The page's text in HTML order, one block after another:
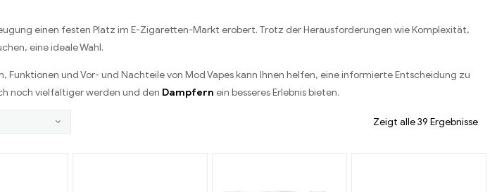
einen festen Platz im E-Zigaretten-Markt erobert. Trotz der Herausforderungen wie Komplexität,
eine ideale Wahl.
und Vor- und Nachteile von Mod Vapes kann Ihnen helfen, eine informierte Entscheidung zu
noch vielfältiger werden und den Dampfern ein besseres Erlebnis bieten.
Zeigt alle 39 Ergebnisse